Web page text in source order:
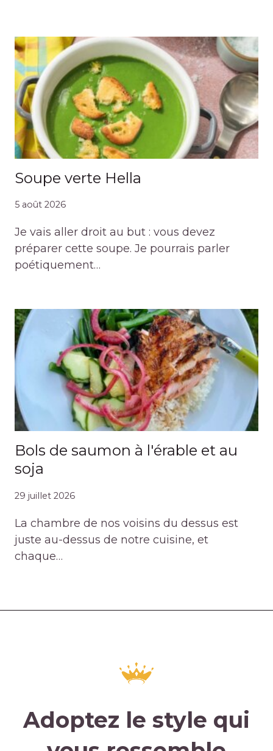
Soupe verte Hella
5 août 2026
Je vais aller droit au but : vous devez
préparer cette soupe. Je pourrais parler
poétiquement…
Bols de saumon à l'érable et au
soja
29 juillet 2026
La chambre de nos voisins du dessus est
juste au-dessus de notre cuisine, et
chaque…
Adoptez le style qui